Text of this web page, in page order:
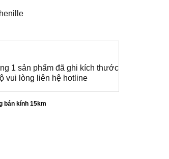
1 sản phẩm đã ghi kích thước
vui lòng liên hệ hotline
bán kính 15km